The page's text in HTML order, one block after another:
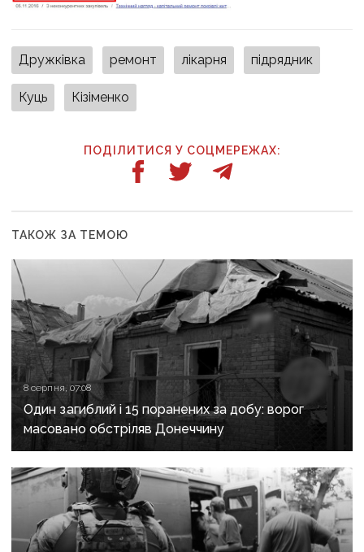
Дружківка ремонт лікарня підрядник
Куць Кізіменко
ПОДІЛИТИСЯ У СОЦМЕРЕЖАХ:
ТАКОЖ ЗА ТЕМОЮ
8 серпня, 07:08
Один загиблий і 15 поранених за добу: ворог
масовано обстріляв Донеччину